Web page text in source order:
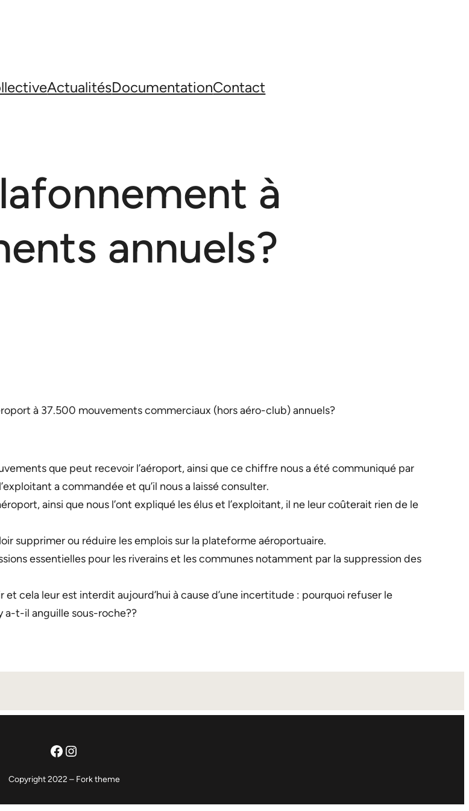
ActualitésDocumentationContact
à
annuels?
à 37.500 mouvements commerciaux (hors aéro-club) annuels?
que peut recevoir l’aéroport, ainsi que ce chiffre nous a été communiqué par
a commandée et qu’il nous a laissé consulter.
ainsi que nous l’ont expliqué les élus et l’exploitant, il ne leur coûterait rien de le
supprimer ou réduire les emplois sur la plateforme aéroportuaire.
essentielles pour les riverains et les communes notamment par la suppression des
et cela leur est interdit aujourd’hui à cause d’une incertitude : pourquoi refuser le
a-t-il anguille sous-roche??
Facebook
Instagram
Copyright 2022 – Fork theme